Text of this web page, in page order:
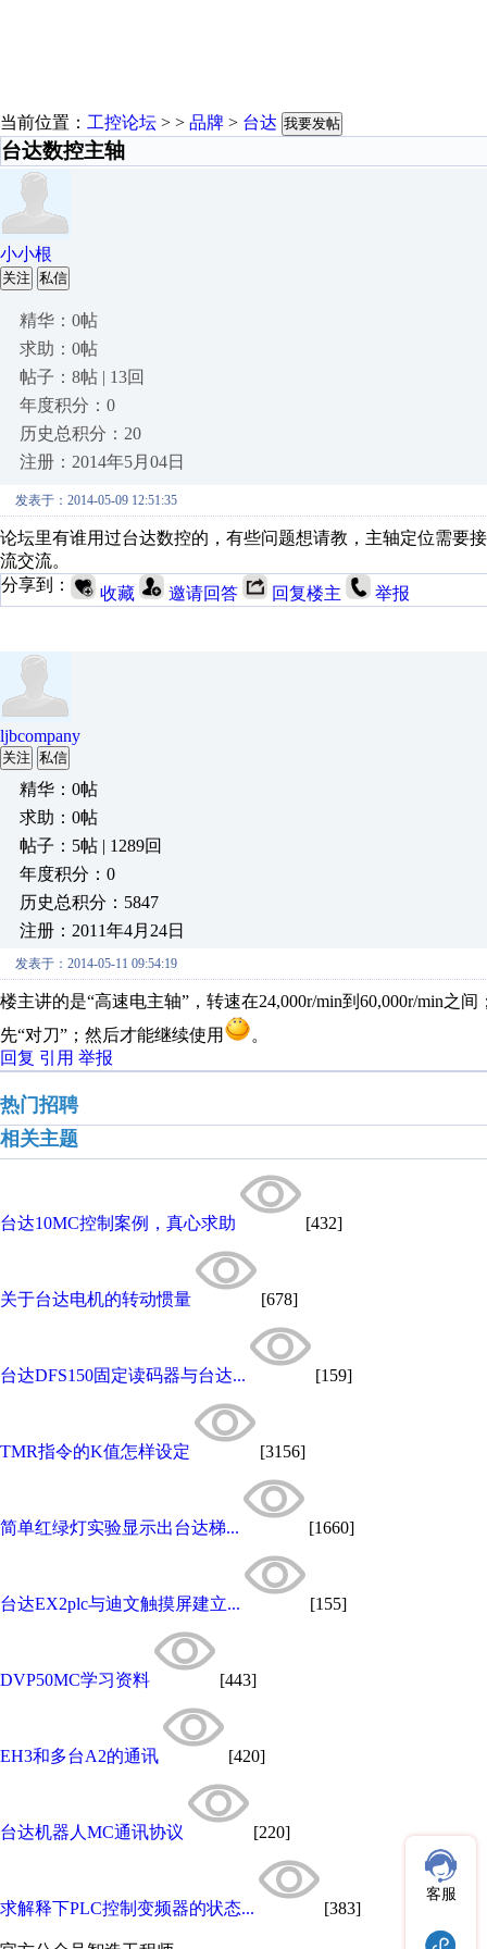
当前位置： 工控论坛 > > 品牌 > 台达 我要发帖
台达数控主轴
小小根
关注 私信
精华：0帖
求助：0帖
帖子：8帖 | 13回
年度积分：0
历史总积分：20
注册：2014年5月04日
发表于：2014-05-09 12:51:35
论坛里有谁用过台达数控的，有些问题想请教，主轴定位需要
流交流。
分享到：
收藏 邀请回答 回复楼主 举报
ljbcompany
关注 私信
精华：0帖
求助：0帖
帖子：5帖 | 1289回
年度积分：0
历史总积分：5847
注册：2011年4月24日
发表于：2014-05-11 09:54:19
楼主讲的是“高速电主轴”，转速在24,000r/min到60,000r/min之
先“对刀”；然后才能继续使用
。
回复 引用 举报
热门招聘
相关主题
台达10MC控制案例，真心求助 [432]
关于台达电机的转动惯量 [678]
台达DFS150固定读码器与台达... [159]
TMR指令的K值怎样设定 [3156]
简单红绿灯实验显示出台达梯... [1660]
台达EX2plc与迪文触摸屏建立... [155]
DVP50MC学习资料 [443]
EH3和多台A2的通讯 [420]
台达机器人MC通讯协议 [220]
求解释下PLC控制变频器的状态... [383]
客服